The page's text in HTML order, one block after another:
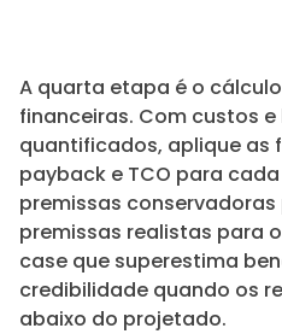
A quarta etapa é o
financeiras. Com custos
quantificados, aplique as
payback e TCO para
premissas
premissas realistas para
case que superestima
credibilidade quando os
abaixo do projetado.